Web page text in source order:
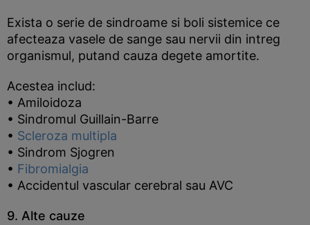
Exista o serie de sindroame si boli sistemice ce
afecteaza vasele de sange sau nervii din intreg
organismul, putand cauza degete amortite.
Acestea includ:
• Amiloidoza
• Sindromul Guillain-Barre
• Scleroza multipla
• Sindrom Sjogren
• Fibromialgia
• Accidentul vascular cerebral sau AVC
9. Alte cauze